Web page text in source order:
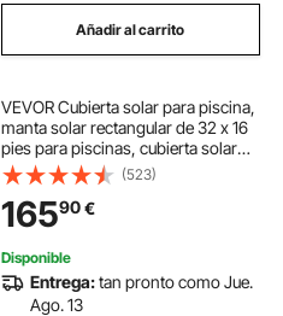
Añadir al carrito
VEVOR Cubierta solar para piscina,
manta solar rectangular de 32 x 16
pies para piscinas, cubierta solar
para piscina enterrada sobre el
suelo, cubiertas solares de 16 mil,
color azul
(523)
16590€
Disponible
Entrega:tan pronto como Jue.
Ago. 13